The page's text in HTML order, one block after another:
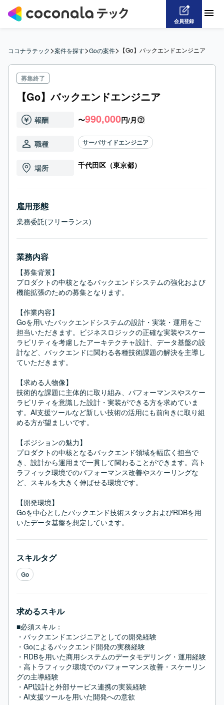
会員登録
ココナラテック>案件を探す>Goの案件> 【Go】バックエンドエンジニア
募集終了
【Go】バックエンドエンジニア
報酬 〜990,000円/月
職種 サーバサイドエンジニア
場所 千代田区（東京都）
雇用形態
業務委託(フリーランス)
業務内容
【募集背景】
プロダクトの中核となるバックエンドシステムの強化および
機能拡張のための募集となります。
【作業内容】
Goを用いたバックエンドシステムの設計・実装・運用をご
担当いただきます。ビジネスロジックの正確な実装やスケー
ラビリティを考慮したアーキテクチャ設計、データ基盤の設
計など、バックエンドに関わる各種技術課題の解決を主導し
ていただきます。
【求める人物像】
技術的な課題に主体的に取り組み、パフォーマンスやスケー
ラビリティを意識した設計・実装ができる方を求めていま
す。AI支援ツールなど新しい技術の活用にも前向きに取り組
める方が望ましいです。
【ポジションの魅力】
プロダクトの中核となるバックエンド領域を幅広く担当で
き、設計から運用まで一貫して関わることができます。高ト
ラフィック環境でのパフォーマンス改善やスケーリングな
ど、スキルを大きく伸ばせる環境です。
【開発環境】
Goを中心としたバックエンド技術スタックおよびRDBを用
いたデータ基盤を想定しています。
スキルタグ
Go
求めるスキル
■必須スキル：
・バックエンドエンジニアとしての開発経験
・Goによるバックエンド開発の実務経験
・RDBを用いた商用システムのデータモデリング・運用経験
・高トラフィック環境でのパフォーマンス改善・スケーリン
グの主導経験
・API設計と外部サービス連携の実装経験
・AI支援ツールを用いた開発への意欲